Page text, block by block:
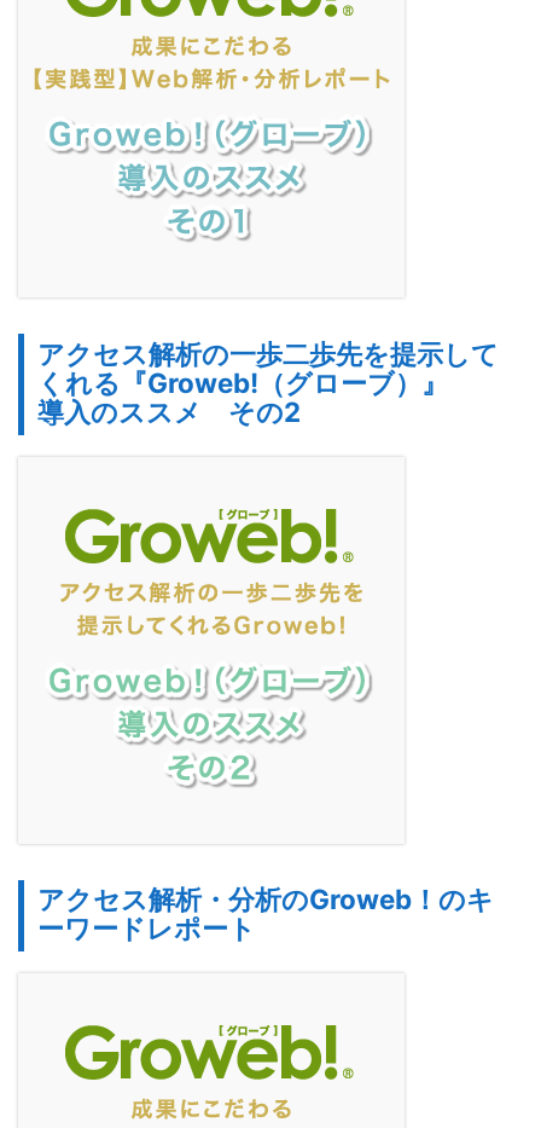
アクセス解析の一歩二歩先を提示して
くれる『Groweb!（グローブ）』
導入のススメ その2
アクセス解析・分析のGroweb！のキ
ーワードレポート